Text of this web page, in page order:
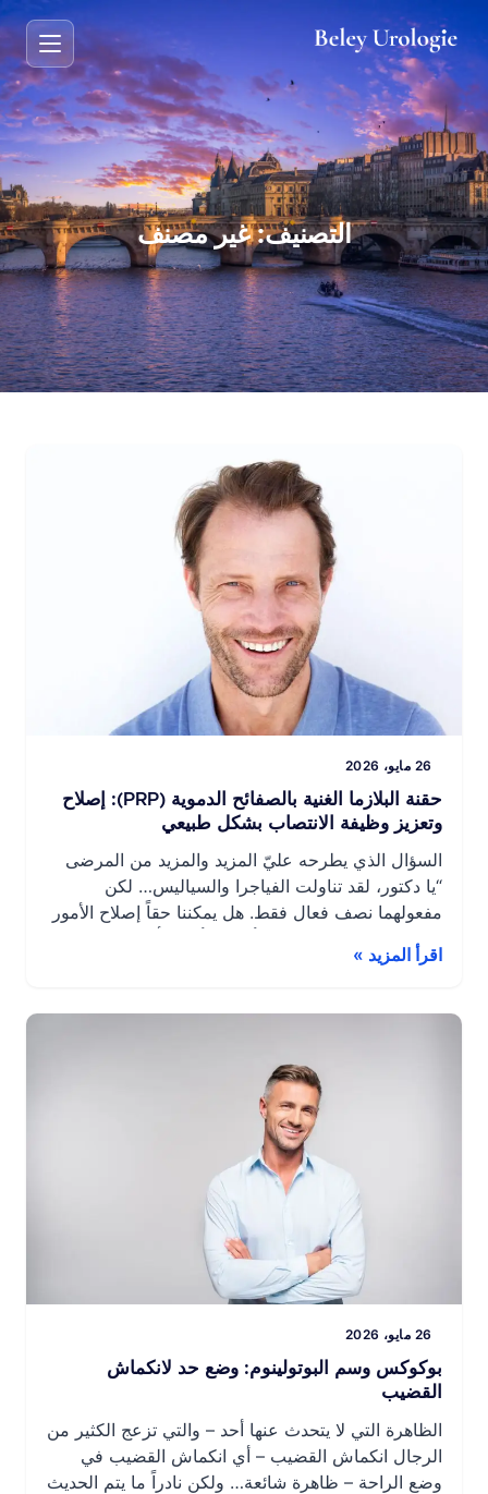
التصنيف:غير مصنف
26 مايو، 2026
حقنة البلازما الغنية بالصفائح الدموية (PRP): إصلاح
وتعزيز وظيفة الانتصاب بشكل طبيعي
السؤال الذي يطرحه عليّ المزيد والمزيد من المرضى
“يا دكتور، لقد تناولت الفياجرا والسياليس… لكن
مفعولهما نصف فعال فقط. هل يمكننا حقاً إصلاح الأمور
بشكل صحيح؟” هذا سؤال أسمعه أكثر فأكثر في
الاستشارات. لفترة طويلة، كانت الخيارات محدودة:
في الحالات الأكثر تقدماً، النظر في زراعة دعامة […]
اقرأ المزيد »
26 مايو، 2026
بوكوكس وسم البوتولينوم: وضع حد لانكماش
القضيب
الظاهرة التي لا يتحدث عنها أحد – والتي تزعج الكثير من
الرجال انكماش القضيب – أي انكماش القضيب في
وضع الراحة – ظاهرة شائعة… ولكن نادراً ما يتم الحديث